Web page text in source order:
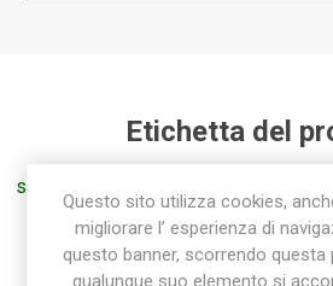
Etichetta del
sab
raccordo ti (16) , tee (16) t (16) ,
Questo sito utilizza cookies,
migliorare l’ esperienza di
questo banner, scorrendo questa
qualunque suo elemento si